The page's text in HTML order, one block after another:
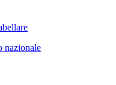
nazionale